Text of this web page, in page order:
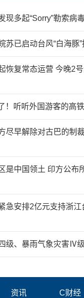
现多起“Sorry”勒索病
苏已启动台风“白海豚
恢复常态运营 今晚2
！听听外国游客的高
尽早解除对古巴的制
是中国领土 印方公布
急安排2亿元支持浙
级、暴雨气象灾害Ⅳ
资讯 C财经